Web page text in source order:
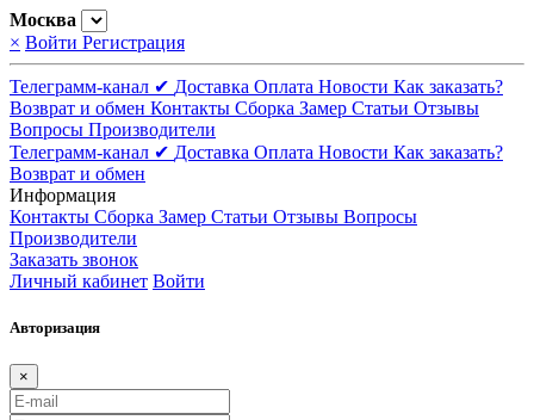
Москва
× Войти Регистрация
Телеграмм-канал ✔ Доставка Оплата Новости Как заказать?
Возврат и обмен Контакты Сборка Замер Статьи Отзывы
Вопросы Производители
Телеграмм-канал ✔ Доставка Оплата Новости Как заказать?
Возврат и обмен
Информация
Контакты Сборка Замер Статьи Отзывы Вопросы
Производители
Заказать звонок
Личный кабинет Войти
Авторизация
×